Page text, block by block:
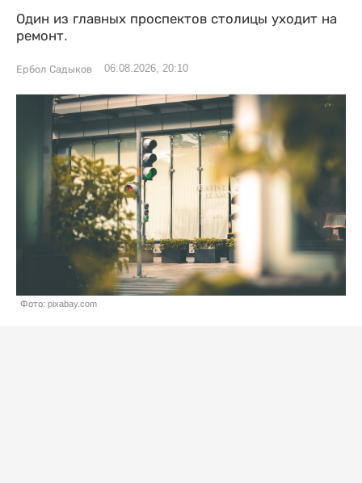
Один из главных проспектов столицы уходит на
ремонт.
Ербол Садыков 06.08.2026, 20:10
Фото: pixabay.com